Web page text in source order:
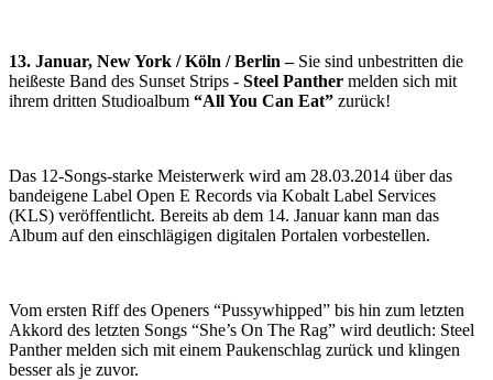
13. Januar, New York / Köln / Berlin – Sie sind unbestritten die
heißeste Band des Sunset Strips - Steel Panther melden sich mit
ihrem dritten Studioalbum “All You Can Eat” zurück!
Das 12-Songs-starke Meisterwerk wird am 28.03.2014 über das
bandeigene Label Open E Records via Kobalt Label Services
(KLS) veröffentlicht. Bereits ab dem 14. Januar kann man das
Album auf den einschlägigen digitalen Portalen vorbestellen.
Vom ersten Riff des Openers “Pussywhipped” bis hin zum letzten
Akkord des letzten Songs “She’s On The Rag” wird deutlich: Steel
Panther melden sich mit einem Paukenschlag zurück und klingen
besser als je zuvor.